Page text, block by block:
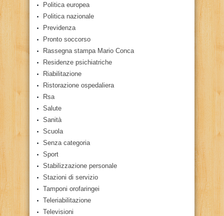
Politica europea
Politica nazionale
Previdenza
Pronto soccorso
Rassegna stampa Mario Conca
Residenze psichiatriche
Riabilitazione
Ristorazione ospedaliera
Rsa
Salute
Sanità
Scuola
Senza categoria
Sport
Stabilizzazione personale
Stazioni di servizio
Tamponi orofaringei
Teleriabilitazione
Televisioni